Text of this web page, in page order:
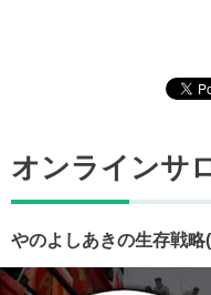
オンラインサ
やのよしあきの生存戦